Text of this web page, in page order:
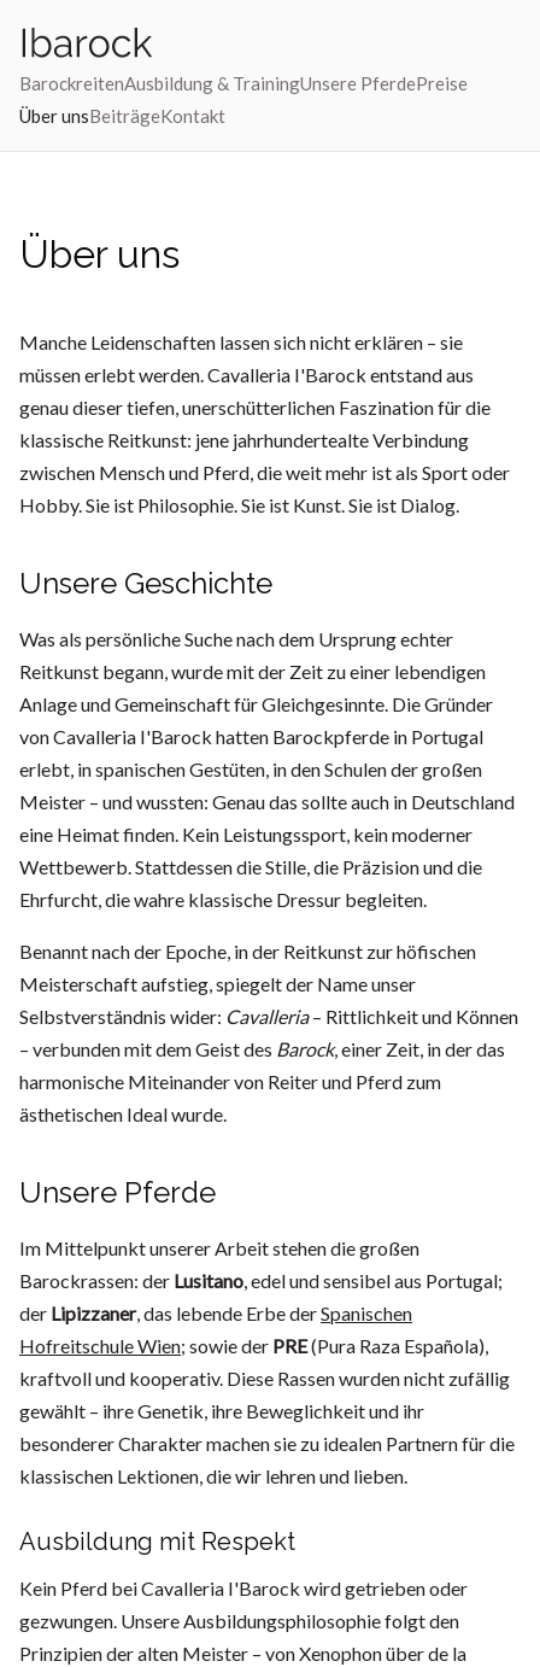
BarockreitenAusbildung & TrainingUnsere PferdePreise
Über unsBeiträgeKontakt
Über uns
Manche Leidenschaften lassen sich nicht erklären – sie
müssen erlebt werden. Cavalleria I'Barock entstand aus
genau dieser tiefen, unerschütterlichen Faszination für die
klassische Reitkunst: jene jahrhundertealte Verbindung
zwischen Mensch und Pferd, die weit mehr ist als Sport oder
Hobby. Sie ist Philosophie. Sie ist Kunst. Sie ist Dialog.
Unsere Geschichte
Was als persönliche Suche nach dem Ursprung echter
Reitkunst begann, wurde mit der Zeit zu einer lebendigen
Anlage und Gemeinschaft für Gleichgesinnte. Die Gründer
von Cavalleria I'Barock hatten Barockpferde in Portugal
erlebt, in spanischen Gestüten, in den Schulen der großen
Meister – und wussten: Genau das sollte auch in Deutschland
eine Heimat finden. Kein Leistungssport, kein moderner
Wettbewerb. Stattdessen die Stille, die Präzision und die
Ehrfurcht, die wahre klassische Dressur begleiten.
Benannt nach der Epoche, in der Reitkunst zur höfischen
Meisterschaft aufstieg, spiegelt der Name unser
Selbstverständnis wider: Cavalleria– Rittlichkeit und Können
– verbunden mit dem Geist des Barock, einer Zeit, in der das
harmonische Miteinander von Reiter und Pferd zum
ästhetischen Ideal wurde.
Unsere Pferde
Im Mittelpunkt unserer Arbeit stehen die großen
Barockrassen: der Lusitano, edel und sensibel aus Portugal;
der Lipizzaner, das lebende Erbe derSpanischen
Hofreitschule Wien; sowie der PRE(Pura Raza Española),
kraftvoll und kooperativ. Diese Rassen wurden nicht zufällig
gewählt – ihre Genetik, ihre Beweglichkeit und ihr
besonderer Charakter machen sie zu idealen Partnern für die
klassischen Lektionen, die wir lehren und lieben.
Ausbildung mit Respekt
Kein Pferd bei Cavalleria I'Barock wird getrieben oder
gezwungen. Unsere Ausbildungsphilosophie folgt den
Prinzipien der alten Meister – von Xenophon über de la